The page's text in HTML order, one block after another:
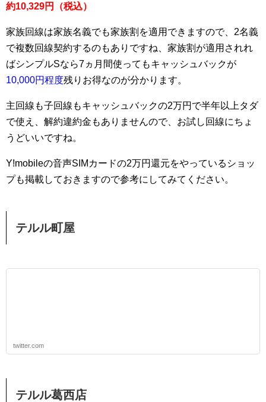
約10,329円（税込）
家族回線は家族名義でも家族割を適用できますので、2名義
で複数回線契約するのもありですね、家族割が適用されれ
ばシンプルSなら7ヵ月間使ってもキャッシュバックが
10,000円程度残りお得なのが分かります。
主回線も子回線もキャッシュバックの2万円で半年以上タダ
で使え、解約違約金もありませんので、お試し回線にちょ
うどいいですね。
Y!mobileの音声SIMカードの2万円還元をやっているショッ
プも掲載しておきますので参考にしてみてください。
テルル町屋
twitter.com
テルル葛西店